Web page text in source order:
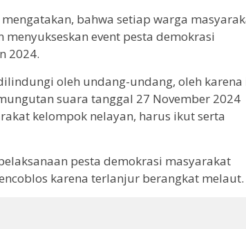
bahwa setiap warga
event pesta demokrasi
2024.
oleh undang-undang, oleh karena
suara tanggal 27 November 2024
kelompok nelayan, harus ikut serta
pesta demokrasi masyarakat
karena terlanjur berangkat melaut.